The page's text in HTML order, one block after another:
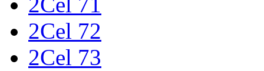
2Cel 72
2Cel 73